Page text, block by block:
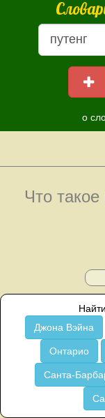
о
Что такое
Джона Вэйна
Онтарио
Санта-